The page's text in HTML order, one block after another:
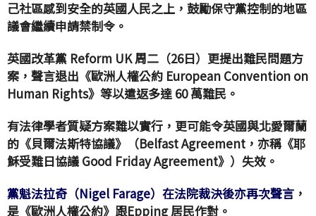
己社區感到安全的英國人民之上，鼓勵保守黨控制的地區
議會繼續申請禁制令。
英國改革黨 Reform UK周二（26日）更提出難民問題方
案，聲言退出《歐洲人權公約 European Convention on
Human Rights》等以遣返多達 60 萬難民。
有法律學者質疑方案難以實行，更可能令英國與北愛爾蘭
的《貝爾法斯特協議》（Belfast Agreement，亦稱《耶
穌受難日協議 Good Friday Agreement》）失效。
黨魁法拉奇（Nigel Farage）在法院裁決後亦再次聲言 ，
是《歐洲人權公約》跟Epping 居民作對。